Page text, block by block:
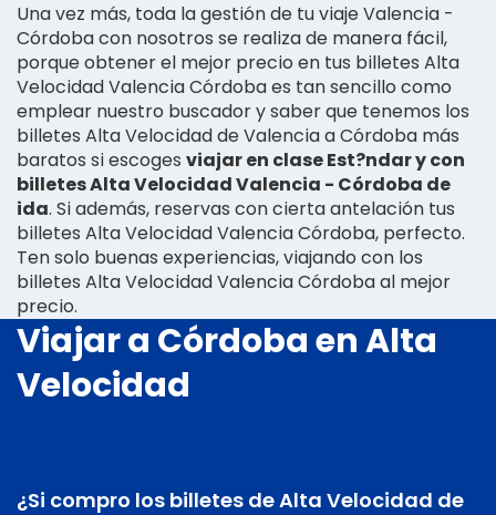
Una vez más, toda la gestión de tu viaje Valencia -
Córdoba con nosotros se realiza de manera fácil,
porque obtener el mejor precio en tus billetes Alta
Velocidad Valencia Córdoba es tan sencillo como
emplear nuestro buscador y saber que tenemos los
billetes Alta Velocidad de Valencia a Córdoba más
baratos si escoges viajar en clase Est?ndar y con
billetes Alta Velocidad Valencia - Córdoba de
ida. Si además, reservas con cierta antelación tus
billetes Alta Velocidad Valencia Córdoba, perfecto.
Ten solo buenas experiencias, viajando con los
billetes Alta Velocidad Valencia Córdoba al mejor
precio.
Viajar a Córdoba en Alta
Velocidad
¿Si compro los billetes de Alta Velocidad de